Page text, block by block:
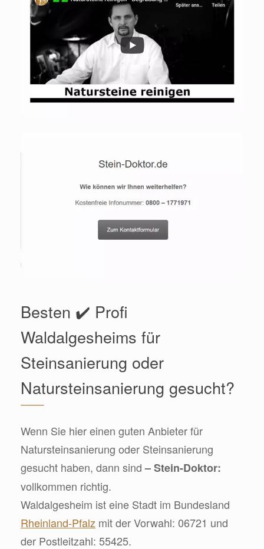
Besten ✔️ Profi
Waldalgesheims für
Steinsanierung oder
Natursteinsanierung gesucht?
Wenn Sie hier einen guten Anbieter für
Natursteinsanierung oder Steinsanierung
gesucht haben, dann sind– Stein-Doktor:
vollkommen richtig.
Waldalgesheim ist eine Stadt im Bundesland
Rheinland-Pfalz mit der Vorwahl: 06721 und
der Postleitzahl: 55425.